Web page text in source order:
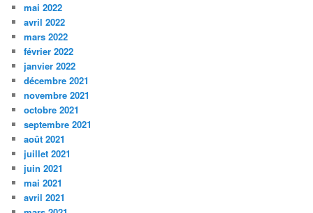
mai 2022
avril 2022
mars 2022
février 2022
janvier 2022
décembre 2021
novembre 2021
octobre 2021
septembre 2021
août 2021
juillet 2021
juin 2021
mai 2021
avril 2021